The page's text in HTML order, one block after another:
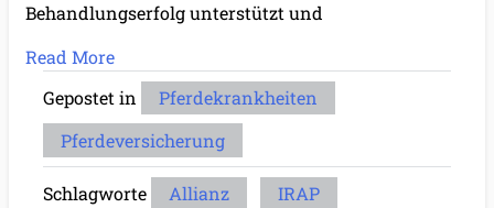
Behandlungserfolg unterstützt und
Read More
Gepostet in
Pferdekrankheiten
Pferdeversicherung
Schlagworte Allianz
IRAP